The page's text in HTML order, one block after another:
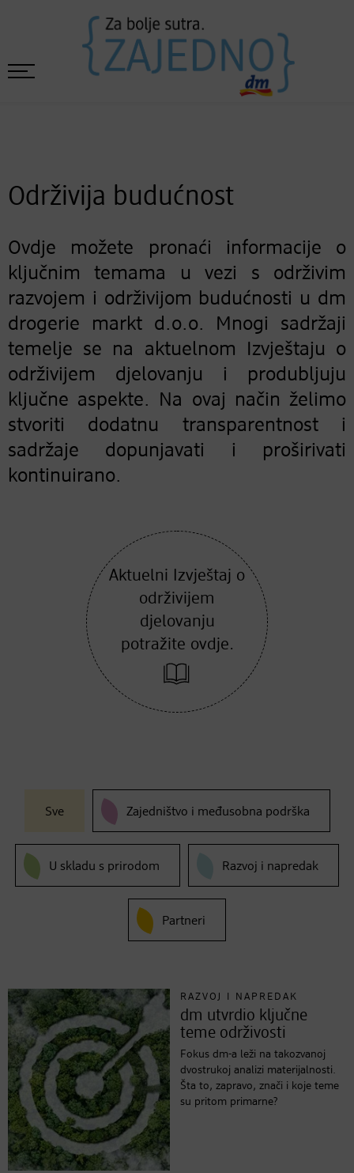
Održivija budućnost
Ovdje možete pronaći informacije o
ključnim temama u vezi s održivim
razvojem i održivijom budućnosti u dm
drogerie markt d.o.o. Mnogi sadržaji
temelje se na aktuelnom Izvještaju o
održivijem djelovanju i produbljuju
ključne aspekte. Na ovaj način želimo
stvoriti dodatnu transparentnost i
sadržaje dopunjavati i proširivati
kontinuirano.
Aktuelni Izvještaj o
održivijem
djelovanju
potražite ovdje.
Sve Zajedništvo i međusobna podrška
U skladu s prirodom Razvoj i napredak
Partneri
RAZVOJ I NAPREDAK
dm utvrdio ključne
teme održivosti
Fokus dm-a leži na takozvanoj
dvostrukoj analizi materijalnosti.
Šta to, zapravo, znači i koje teme
su pritom primarne?